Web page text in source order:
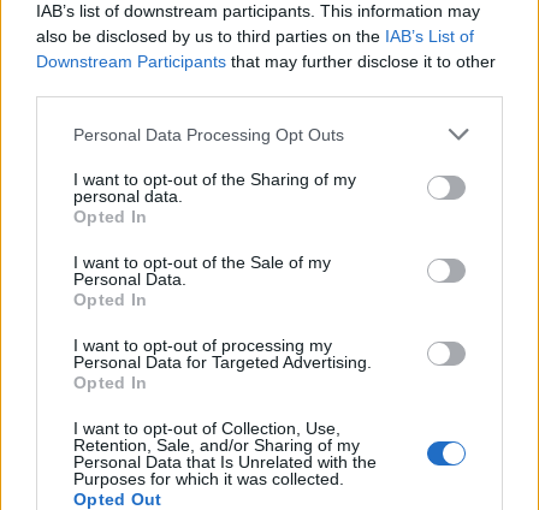
IAB’s list of downstream participants. This information may
also be disclosed by us to third parties on the IAB’s List of
Downstream Participants that may further disclose it to other
Please note that this website/app uses one or more Google
not limited to your visit or usage behaviour. You may click to
grant or deny consent to Google and its third-party tags to
use your data for below specified purposes in below Google
consent section.
Personal Data Processing Opt Outs
I want to opt-out of the Sharing of my
personal data.
Opted In
I want to opt-out of the Sale of my
Personal Data.
Opted In
I want to opt-out of processing my
Personal Data for Targeted Advertising.
Opted In
I want to opt-out of Collection, Use,
Retention, Sale, and/or Sharing of my
Personal Data that Is Unrelated with the
Purposes for which it was collected.
Opted Out